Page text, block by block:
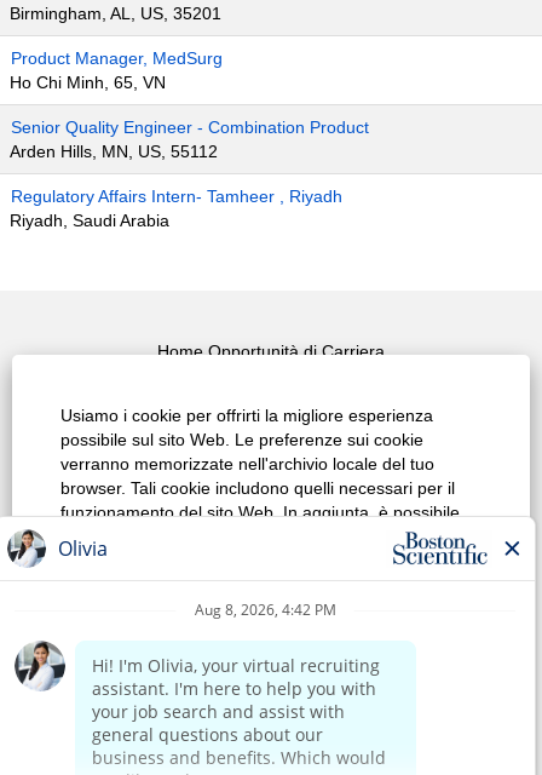
Usiamo i cookie per offrirti la migliore esperienza
possibile sul sito Web. Le preferenze sui cookie
verranno memorizzate nell'archivio locale del tuo
browser. Tali cookie includono quelli necessari per il
funzionamento del sito Web. In aggiunta, è possibile
decidere liberamente, e modificare la decisione in
qualsiasi momento, se accettare o rinunciare ai cookie
per migliorare le prestazioni del sito Web e a quelli
utilizzati per visualizzare contenuti personalizzati in
alcuni cookie potrebbe avere un impatto
sull'esperienza sul sito e i servizi che possiamo offrire.
Modifica preferenze cookie
Birmingham, AL, US, 35201
Product Manager, MedSurg
Ho Chi Minh, 65, VN
Senior Quality Engineer - Combination Product
Arden Hills, MN, US, 55112
Regulatory Affairs Intern- Tamheer , Riyadh
Riyadh, Saudi Arabia
Home Opportunità di Carriera
Visualizza tutte le offerte di lavoro
Policy sulla privacy del sito Web
Home Corporate